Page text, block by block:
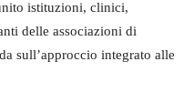
istituzioni, clinici,
delle associazioni di
sull’approccio integrato alle